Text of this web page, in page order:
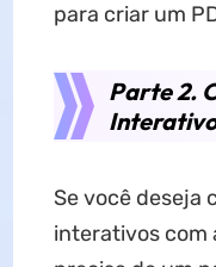
para criar um
Parte 2.
Se você deseja
interativos com